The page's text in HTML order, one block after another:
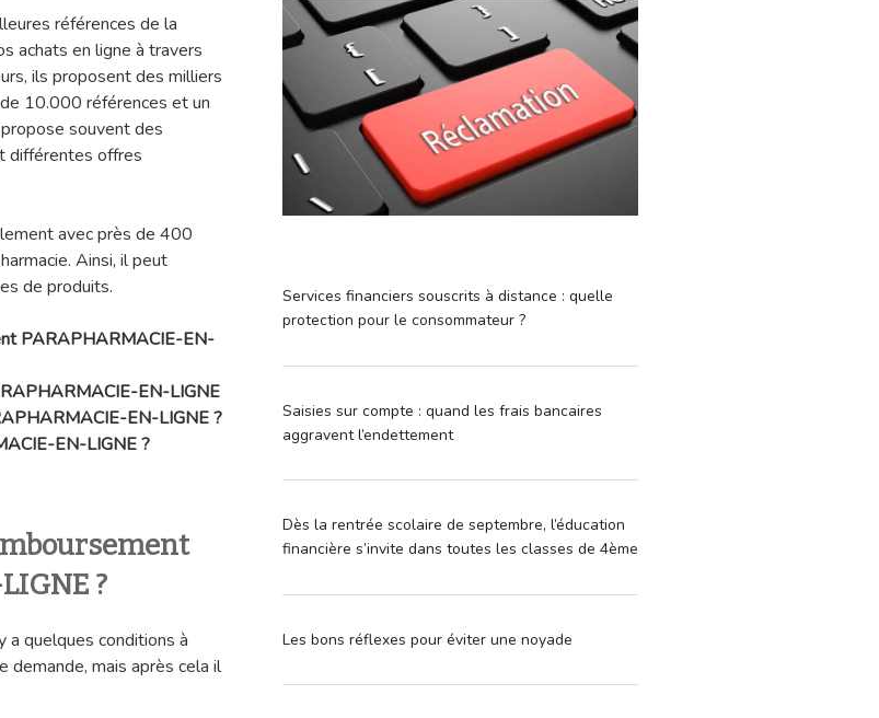
références de la
achats en ligne à travers
ils proposent des milliers
10.000 références et un
souvent des
différentes offres
avec près de 400
Ainsi, il peut
de produits.
PARAPHARMACIE-EN-
EN-LIGNE
EN-LIGNE ?
EN-LIGNE ?
?
a quelques conditions à
demande, mais après cela il
Services financiers souscrits à distance : quelle
protection pour le consommateur ?
Saisies sur compte : quand les frais bancaires
aggravent l’endettement
Dès la rentrée scolaire de septembre, l’éducation
financière s’invite dans toutes les classes de 4ème
Les bons réflexes pour éviter une noyade